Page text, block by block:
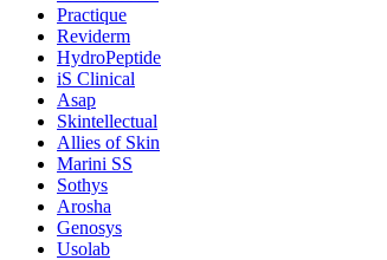
Practique
Reviderm
HydroPeptide
iS Clinical
Asap
Skintellectual
Allies of Skin
Marini SS
Sothys
Arosha
Genosys
Usolab